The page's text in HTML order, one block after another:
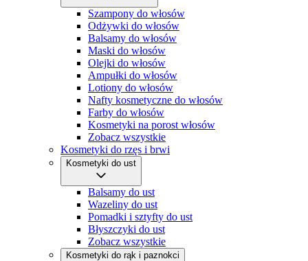
Szampony do włosów
Odżywki do włosów
Balsamy do włosów
Maski do włosów
Olejki do włosów
Ampułki do włosów
Lotiony do włosów
Nafty kosmetyczne do włosów
Farby do włosów
Kosmetyki na porost włosów
Zobacz wszystkie
Kosmetyki do rzęs i brwi
Kosmetyki do ust
Balsamy do ust
Wazeliny do ust
Pomadki i sztyfty do ust
Błyszczyki do ust
Zobacz wszystkie
Kosmetyki do rąk i paznokci
Rozwój i ulepszanie usług
Wykorzystywanie ograniczonych danych do wyboru
Funkcje specjalne IAB:
Użycie dokładnych danych geolokalizacyjnych
Identyfikowanie urządzeń na podstawie aktywnie
żądanych informacji
Cele przetwarzania inne niż IAB:
Wydajność (Performance)
Reklama / śledzenie